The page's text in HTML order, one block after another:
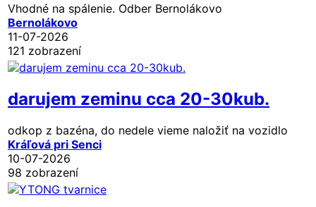
Vhodné na spálenie. Odber Bernolákovo
Bernolákovo
11-07-2026
121 zobrazení
darujem zeminu cca 20-30kub.
odkop z bazéna, do nedele vieme naložiť na vozidlo
Kráľová pri Senci
10-07-2026
98 zobrazení